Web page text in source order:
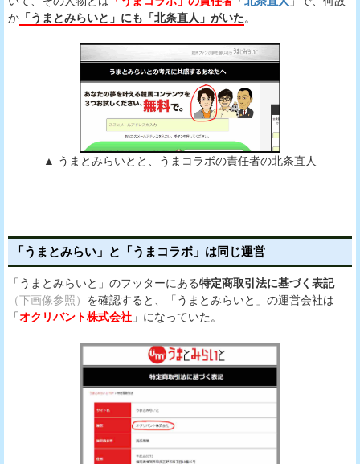
か 「うまとみらいと」にも「北条直人」がいた。
▲ うまとみらいとと、うまコラボの責任者の北条直人
「うまとみらい」と「うまコラボ」は同じ運営
「うまとみらいと」のフッターにある特定商取引法に基づく表記
（下画像参照） を確認すると、「うまとみらいと」の運営会社は
「オクリバント株式会社 」になっていた。